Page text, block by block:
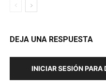
DEJA UNA RESPUESTA
INICIAR SESIÓN